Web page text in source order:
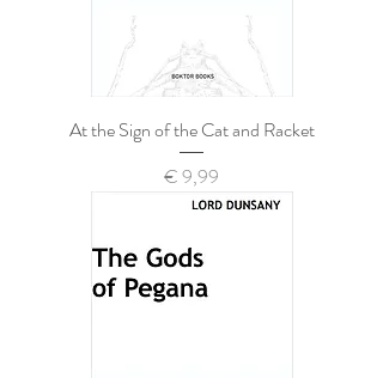
At the Sign of the Cat and Racket
Prijs
€ 9,99